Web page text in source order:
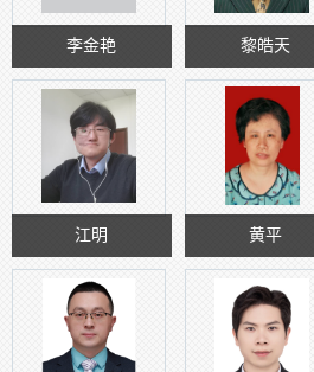
李金艳 黎皓天
江明 黄平